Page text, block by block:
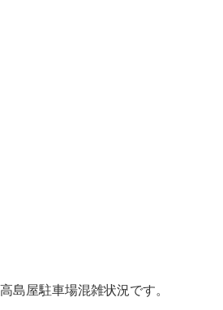
島屋駐車場混雑状況です。